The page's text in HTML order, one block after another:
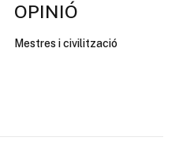
OPINIÓ
Mestres i civilització